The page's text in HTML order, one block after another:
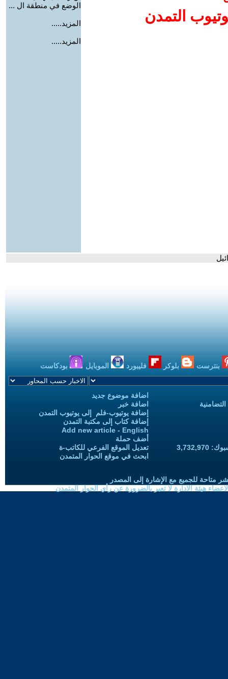
التمدن
الوضع في منطقة ال ...
المزيد.....
المزيد.....
بنترست بلوكر فليبورد الموبايل بودكاست
اضافة موضوع جديد
اضافة خبر
إضافة يوتيوب-فلم إلى يوتيوب التمدن
إضافة كتاب إلى مكتبة التمدن
Add new article - English
أضف حملة
تعديل الموقع الفرعي للكاتب-ة
ابحث في موقع الحوار المتمدن
متاحة للجميع مع الإشارة إلى المصدر
هيئة الادارة لا تعبر بالضرورة عن رأي الحوار المتمدن